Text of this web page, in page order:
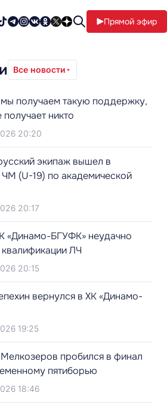
Прямой эфир
Все новости
получаем такую поддержку,
никто
20:20
экипаж вышел в
(U-19) по академической
20:17
«Динамо-БГУФК» неудачно
ЛЧ
20:15
вернулся в ХК «Динамо-
19:25
пробился в финал
пятиборью
18:46